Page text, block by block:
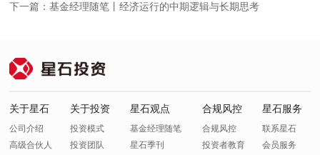
下一篇：基金经理随笔丨经济运行的中期逻辑与长期思考
关于星石
公司介绍
高级合伙人
关于投资
投资模式
投资团队
星石观点
基金经理随笔
星石季刊
合规风控
合规风控
投资者教育
星石服务
联系星石
会员服务